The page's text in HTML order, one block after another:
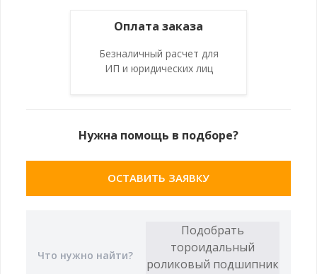
Оплата заказа
Безналичный расчет для
ИП и юридических лиц
Нужна помощь в подборе?
ОСТАВИТЬ ЗАЯВКУ